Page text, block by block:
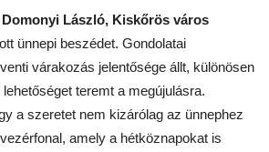
Domonyi László, Kiskőrös város
ünnepi beszédet. Gondolatai
várakozás jelentősége állt, különösen
teremt a megújulásra.
a szeretet nem kizárólag az ünnephez
amely a hétköznapokat is